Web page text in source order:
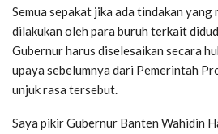
Semua sepakat jika ada tindakan yang
dilakukan oleh para buruh terkait
Gubernur harus diselesaikan secara
upaya sebelumnya dari Pemerintah
unjuk rasa tersebut.
Saya pikir Gubernur Banten Wahidin